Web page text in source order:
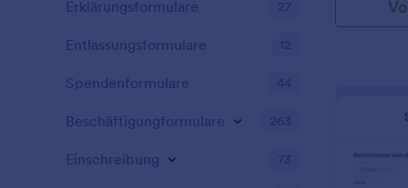
Erklärungsformulare 27
Entlassungsformulare 12
Spendenformulare 44
Beschäftigungformulare 263
Einschreibung 73